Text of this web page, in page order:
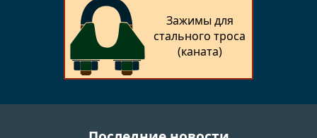
Зажимы для
стального троса
(каната)